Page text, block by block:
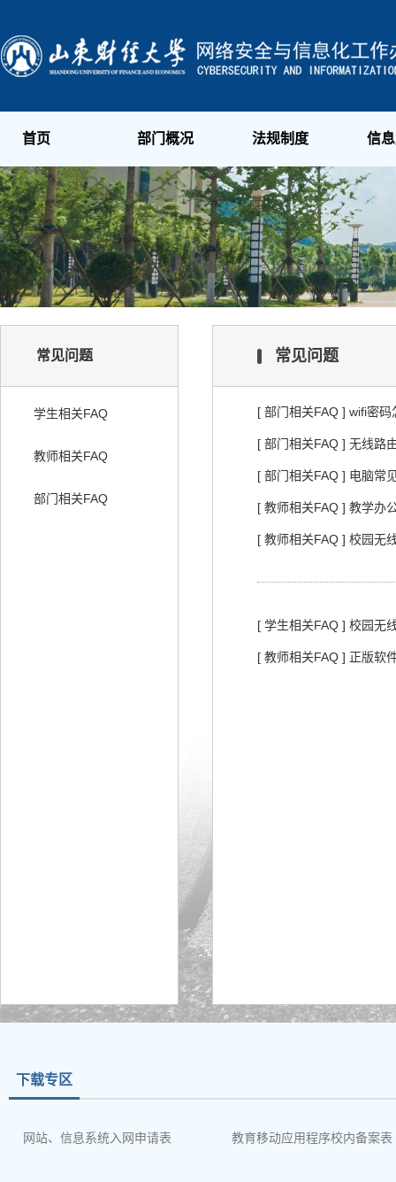
首页 部门概况 法规制度 信
常见问题
学生相关FAQ
教师相关FAQ
部门相关FAQ
常见问题
[ 部门相关FAQ ] wifi密
[ 部门相关FAQ ] 无线路
[ 部门相关FAQ ] 电脑常
[ 教师相关FAQ ] 教学办
[ 教师相关FAQ ] 校园无
[ 学生相关FAQ ] 校园无
[ 教师相关FAQ ] 正版软
下载专区
网站、信息系统入网申请表 教育移动应用程序校内备案表